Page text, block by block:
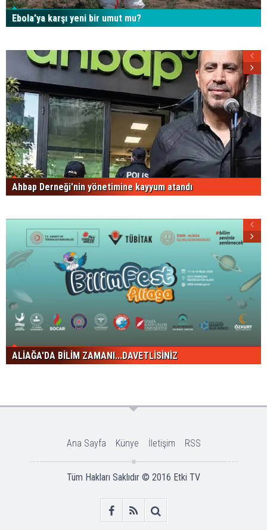
Ebola’ya karşı yeni bir umut mu?
Ahbap Derneği'nin yönetimine kayyum atandı
ALİAĞA'DA BİLİM ZAMANI...DAVETLİSİNİZ
Ana Sayfa Künye İletişim RSS
Tüm Hakları Saklıdır © 2016 Etki TV